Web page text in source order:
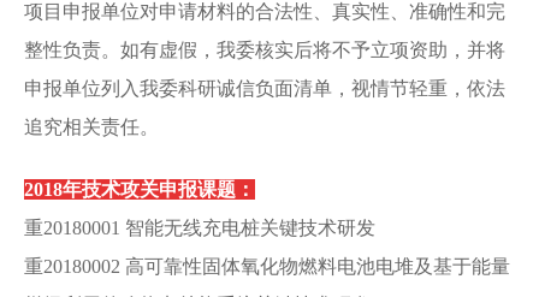
项目申报单位对申请材料的合法性、真实性、准确性和完
整性负责。如有虚假，我委核实后将不予立项资助，并将
申报单位列入我委科研诚信负面清单，视情节轻重，依法
追究相关责任。
2018年技术攻关申报课题：
重20180001 智能无线充电桩关键技术研发
重20180002 高可靠性固体氧化物燃料电池电堆及基于能量